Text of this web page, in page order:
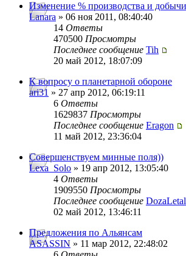
Изменение % производства и
Lanara » 06 ноя 2011, 08:40:40
14 Ответы
470500 Просмотры
Последнее сообщение Tih
20 май 2012, 18:07:09
К вопросу о планетарной обороне
ari31 » 27 апр 2012, 06:19:11
6 Ответы
1629837 Просмотры
Последнее сообщение Eragon
11 май 2012, 23:36:04
Совершенствуем минные поля))
Lexa_Solo » 19 апр 2012, 13:05:40
4 Ответы
1909550 Просмотры
Последнее сообщение
02 май 2012, 13:46:11
Предложения по Альянсам
ASASSIN » 11 мар 2012, 22:48:02